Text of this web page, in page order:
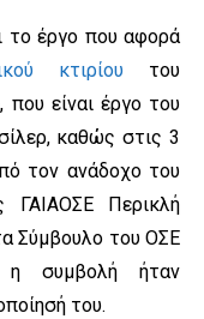
το έργο που αφορά
κτιρίου του
, που είναι έργο του
καθώς στις 3
τον ανάδοχο του
Περικλή
Σύμβουλο του ΟΣΕ
η συμβολή ήταν
του.